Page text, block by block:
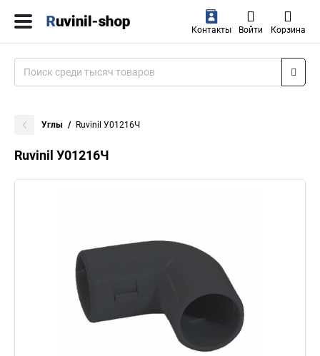
Контакты Войти Корзина
Углы Ruvinil У01216Ч
Ruvinil У01216Ч